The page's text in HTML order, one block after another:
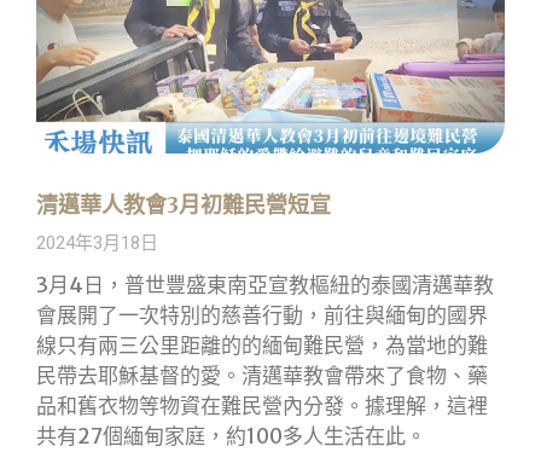
清邁華人教會3月初難民營短宣
2024年3月18日
3月4日，普世豐盛東南亞宣教樞紐的泰國清邁華教
會展開了一次特別的慈善行動，前往與緬甸的國界
線只有兩三公里距離的的緬甸難民營，為當地的難
民帶去耶穌基督的愛。清邁華教會帶來了食物、藥
品和舊衣物等物資在難民營內分發。據理解，這裡
共有27個緬甸家庭，約100多人生活在此。